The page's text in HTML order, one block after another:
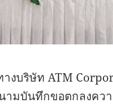
งบริษัท ATM
ามบันทึกขอตกลงคว